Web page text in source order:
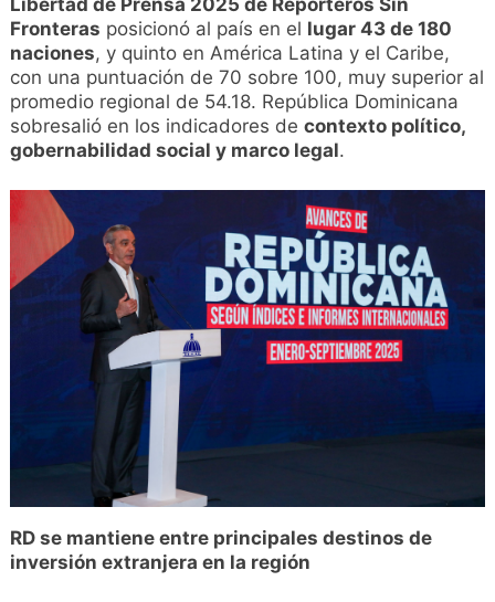
Fronteras posicionó al país en el lugar 43 de 180
naciones, y quinto en América Latina y el Caribe,
con una puntuación de 70 sobre 100, muy superior al
promedio regional de 54.18. República Dominicana
sobresalió en los indicadores de contexto político,
gobernabilidad social y marco legal.
RD se mantiene entre principales destinos de
inversión extranjera en la región